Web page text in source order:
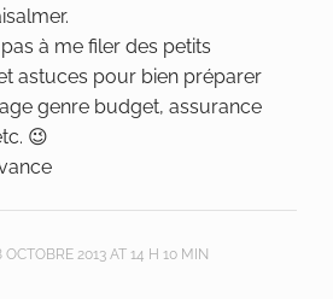
pas à me filer des petits
astuces pour bien préparer
genre budget, assurance
😉
OCTOBRE 2013 AT 14 H 10 MIN